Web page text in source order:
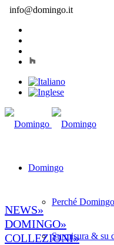
info@domingo.it
Domingo
Perché Domingo
Su misura & su
NEWS»
DOMINGO»
COLLEZIONI»